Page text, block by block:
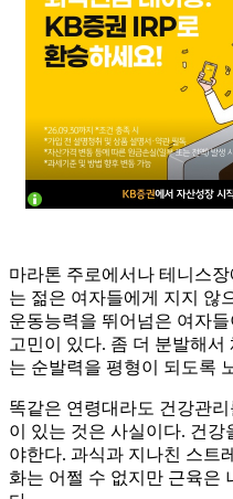
마라톤 주로에서나 테니스
는 젊은 여자들에게 지지 않
운동능력을 뛰어넘은 여자
고민이 있다. 좀 더 분발해서
는 순발력을 평형이 되도록
똑같은 연령대라도 건강관
이 있는 것은 사실이다. 건강
야한다. 과식과 지나친 스트
화는 어쩔 수 없지만 근육은